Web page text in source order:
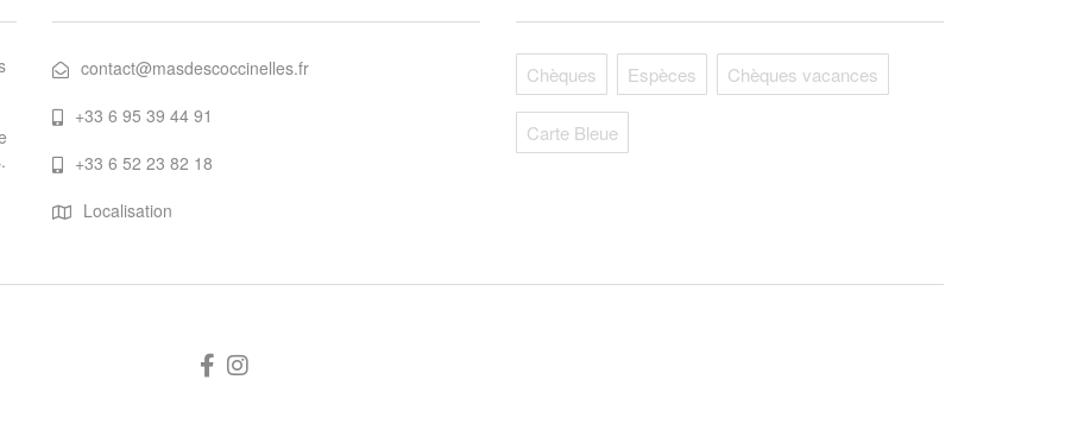
contact@masdescoccinelles.fr
+33 6 95 39 44 91
+33 6 52 23 82 18
Localisation
Chèques Espèces Chèques vacances
Carte Bleue